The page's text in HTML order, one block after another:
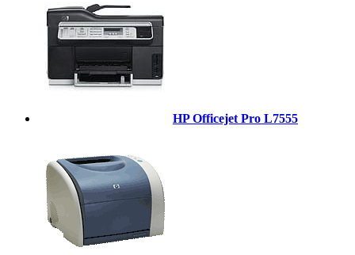
HP Officejet Pro L7555